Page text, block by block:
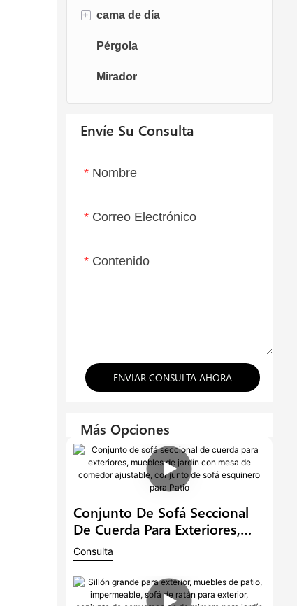
Sofá de tela
Sofá de teca
Juegos de comedor
Mesas de comedor
Sillas de comedor
Sillas columpios
Sillas de huevo
+ cama de día
Tumbona
Chaise Lounge
Pérgola
Mirador
Envíe Su Consulta
Nombre
Correo Electrónico
Contenido
ENVIAR CONSULTA AHORA
Más Opciones
Conjunto De Sofá Seccional
De Cuerda Para Exteriores,
Muebles De Jardín Con Mesa
De Comedor Ajustable,
Conjunto De Sofá Esquinero
Para Patio
Consulta